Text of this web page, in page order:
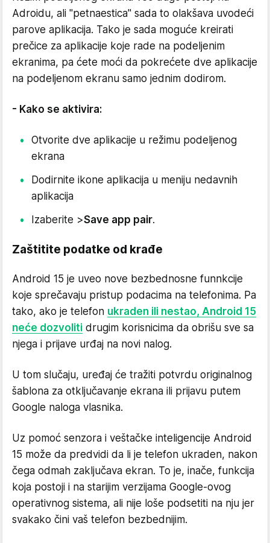
Adroidu, ali "petnaestica" sada to olakšava uvodeći
parove aplikacija. Tako je sada moguće kreirati
prečice za aplikacije koje rade na podeljenim
ekranima, pa ćete moći da pokrećete dve aplikacije
na podeljenom ekranu samo jednim dodirom.
- Kako se aktivira:
Otvorite dve aplikacije u režimu podeljenog
ekrana
Dodirnite ikone aplikacija u meniju nedavnih
aplikacija
Izaberite >Save app pair.
Zaštitite podatke od krađe
Android 15 je uveo nove bezbednosne funnkcije
koje sprečavaju pristup podacima na telefonima. Pa
tako, ako je telefon ukraden ili nestao, Android 15
neće dozvoliti drugim korisnicima da obrišu sve sa
njega i prijave urđaj na novi nalog.
U tom slučaju, uređaj će tražiti potvrdu originalnog
šablona za otključavanje ekrana ili prijavu putem
Google naloga vlasnika.
Uz pomoć senzora i veštačke inteligencije Android
15 može da predvidi da li je telefon ukraden, nakon
čega odmah zaključava ekran. To je, inače, funkcija
koja postoji i na starijim verzijama Google-ovog
operativnog sistema, ali nije loše podsetiti na nju jer
svakako čini vaš telefon bezbednijim.